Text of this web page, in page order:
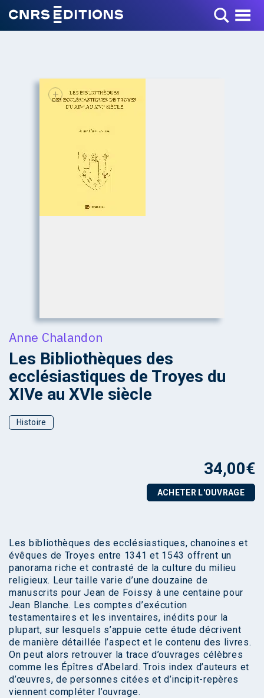
Toggle Menu
+
Anne Chalandon
Les Bibliothèques des
ecclésiastiques de Troyes du
XIVe au XVIe siècle
Histoire
34,00€
ACHETER L'OUVRAGE
Les bibliothèques des ecclésiastiques, chanoines et
évêques de Troyes entre 1341 et 1543 offrent un
panorama riche et contrasté de la culture du milieu
religieux. Leur taille varie d’une douzaine de
manuscrits pour Jean de Foissy à une centaine pour
Jean Blanche. Les comptes d’exécution
testamentaires et les inventaires, inédits pour la
plupart, sur lesquels s’appuie cette étude décrivent
de manière détaillée l’aspect et le contenu des livres.
On peut alors retrouver la trace d’ouvrages célèbres
comme les Épîtres d’Abelard. Trois index d’auteurs et
d’œuvres, de personnes citées et d’incipit-repères
viennent compléter l’ouvrage.